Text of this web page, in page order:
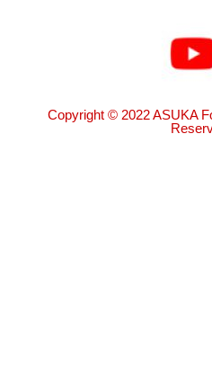
Copyright © 2022 ASUKA